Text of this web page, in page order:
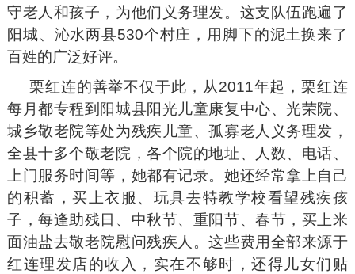
守老人和孩子，为他们义务理发。这支队伍跑遍了
阳城、沁水两县530个村庄，用脚下的泥土换来了
百姓的广泛好评。
栗红连的善举不仅于此，从2011年起，栗红连
每月都专程到阳城县阳光儿童康复中心、光荣院、
城乡敬老院等处为残疾儿童、孤寡老人义务理发，
全县十多个敬老院，各个院的地址、人数、电话、
上门服务时间等，她都有记录。她还经常拿上自己
的积蓄，买上衣服、玩具去特教学校看望残疾孩
子，每逢助残日、中秋节、重阳节、春节，买上米
面油盐去敬老院慰问残疾人。这些费用全部来源于
红连理发店的收入，实在不够时，还得儿女们贴